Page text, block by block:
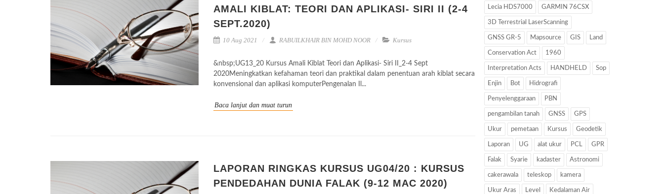
AMALI KIBLAT: TEORI DAN APLIKASI- SIRI II (2-4
SEPT.2020)
10 Aug 2021 RABUILKHAIR BIN MOHD NOOR Kursus
&nbsp;UG13_20 Kursus Amali Kiblat Teori dan Aplikasi- Siri II_2-4 Sept
2020Meningkatkan kefahaman teori dan praktikal dalam penentuan arah kiblat secara
konvensional dan aplikasi komputerPengenalan Il...
Baca lanjut dan muat turun
LAPORAN RINGKAS KURSUS UG04/20 : KURSUS
PENDEDAHAN DUNIA FALAK (9-12 MAC 2020)
Lecia HDS7000 GARMIN 76CSX
3D Terrestrial LaserScanning
GNSS GR-5 Mapsource GIS Land
Conservation Act 1960
Interpretation Acts HANDHELD Sop
Enjin Bot Hidrografi
Penyelenggaraan PBN
pengambilan tanah GNSS GPS
Ukur pemetaan Kursus Geodetik
Laporan UG alat ukur PCL GPR
Falak Syarie kadaster Astronomi
cakerawala teleskop kamera
Ukur Aras Level Kedalaman Air